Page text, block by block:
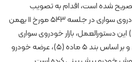
اساس تصریح شده است، اقدام به تصویب
دستورالعمل تنظیم بازار خودروی سواری در جلسه ۵۴۳ مورخ ۱۱ بهمن
۱۴۰۱ کرد که بر اساس ماده (۲) این دستورالعمل، بازار خودروی سواری
انحصاری تشخیص داده شد و بر اساس بند ۵ ماده (۵)، عرضه خودرو